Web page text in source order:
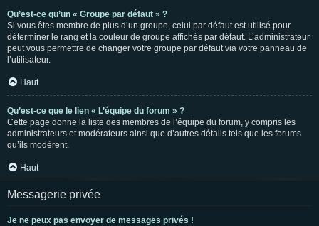
Qu’est-ce qu’un « Groupe par défaut » ?
Si vous êtes membre de plus d’un groupe, celui par défaut est utilisé pour
déterminer le rang et la couleur de groupe affichés par défaut. L’administrateur
peut vous permettre de changer votre groupe par défaut via votre panneau de
l’utilisateur.
Haut
Qu’est-ce que le lien « L’équipe du forum » ?
Cette page donne la liste des membres de l’équipe du forum, y compris les
administrateurs et modérateurs ainsi que d’autres détails tels que les forums
qu’ils modèrent.
Haut
Messagerie privée
Je ne peux pas envoyer de messages privés !